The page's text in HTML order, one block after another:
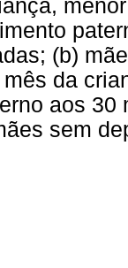
(b)
mês da
aos 30
sem